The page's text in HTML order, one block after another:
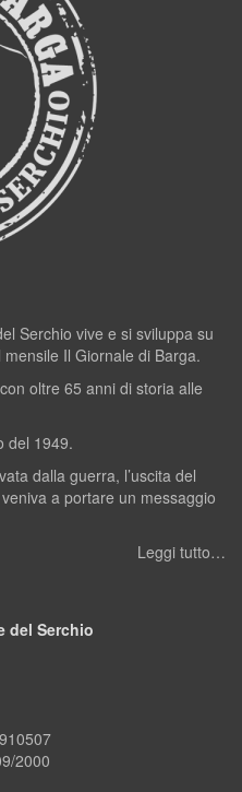
Serchio vive e si sviluppa su
Il Giornale di Barga.
oltre 65 anni di storia alle
del 1949.
dalla guerra, l’uscita del
a portare un messaggio
Leggi tutto…
del Serchio
2000